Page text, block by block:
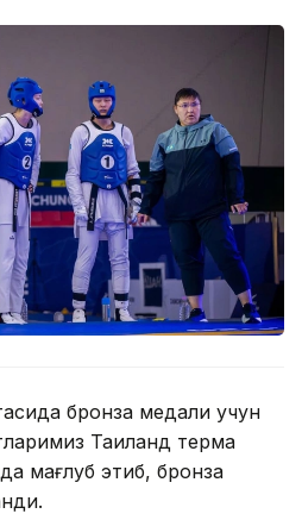
бронза медали учун
Таиланд терма
мағлуб этиб, бронза